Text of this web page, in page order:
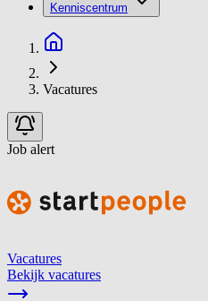
Kenniscentrum
Vacatures
Job alert
Vacatures
Bekijk vacatures